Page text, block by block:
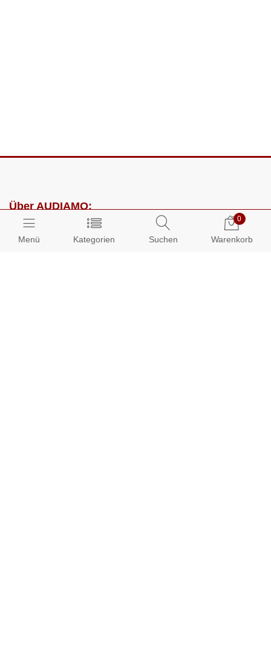
Menü Kategorien Suchen
0
Warenkorb
Über AUDIAMO:
Impressum